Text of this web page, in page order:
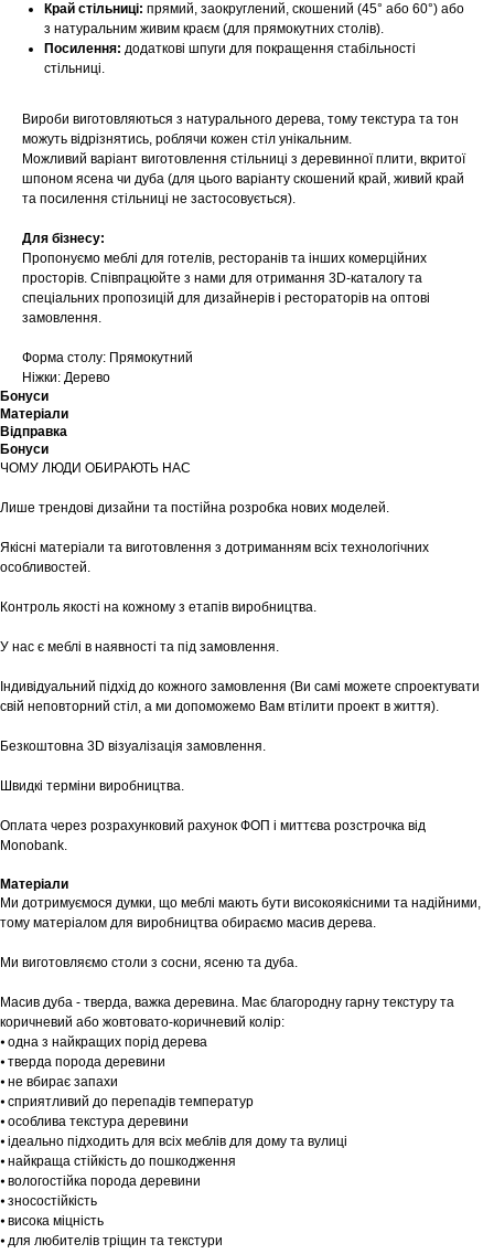
Край стільниці: прямий, заокруглений, скошений (45° або 60°) або
з натуральним живим краєм (для прямокутних столів).
Посилення: додаткові шпуги для покращення стабільності
стільниці.
Вироби виготовляються з натурального дерева, тому текстура та тон
можуть відрізнятись, роблячи кожен стіл унікальним.
Можливий варіант виготовлення стільниці з деревинної плити, вкритої
шпоном ясена чи дуба (для цього варіанту скошений край, живий край
та посилення стільниці не застосовується).
Для бізнесу:
Пропонуємо меблі для готелів, ресторанів та інших комерційних
просторів. Співпрацюйте з нами для отримання 3D-каталогу та
спеціальних пропозицій для дизайнерів і рестораторів на оптові
замовлення.
Форма столу: Прямокутний
Ніжки: Дерево
Бонуси
Матеріали
Відправка
Бонуси
ЧОМУ ЛЮДИ ОБИРАЮТЬ НАС
Лише трендові дизайни та постійна розробка нових моделей.
Якісні матеріали та виготовлення з дотриманням всіх технологічних
особливостей.
Контроль якості на кожному з етапів виробництва.
У нас є меблі в наявності та під замовлення.
Індивідуальний підхід до кожного замовлення (Ви самі можете спроектувати
свій неповторний стіл, а ми допоможемо Вам втілити проект в життя).
Безкоштовна 3D візуалізація замовлення.
Швидкі терміни виробництва.
Оплата через розрахунковий рахунок ФОП і миттєва розстрочка від
Monobank.
Матеріали
Ми дотримуємося думки, що меблі мають бути високоякісними та надійними,
тому матеріалом для виробництва обираємо масив дерева.
Ми виготовляємо столи з сосни, ясеню та дуба.
Масив дуба - тверда, важка деревина. Має благородну гарну текстуру та
коричневий або жовтовато-коричневий колір:
⦁ одна з найкращих порід дерева
⦁ тверда порода деревини
⦁ не вбирає запахи
⦁ сприятливий до перепадів температур
⦁ особлива текстура деревини
⦁ ідеально підходить для всіх меблів для дому та вулиці
⦁ найкраща стійкість до пошкодження
⦁ вологостійка порода деревини
⦁ зносостійкість
⦁ висока міцність
⦁ для любителів тріщин та текстури